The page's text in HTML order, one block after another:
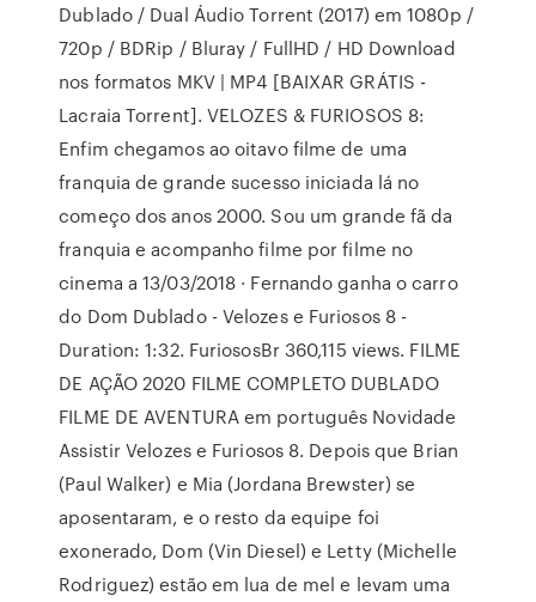
Dublado / Dual Áudio Torrent (2017) em 1080p /
720p / BDRip / Bluray / FullHD / HD Download
nos formatos MKV | MP4 [BAIXAR GRÁTIS -
Lacraia Torrent]. VELOZES & FURIOSOS 8:
Enfim chegamos ao oitavo filme de uma
franquia de grande sucesso iniciada lá no
começo dos anos 2000. Sou um grande fã da
franquia e acompanho filme por filme no
cinema a 13/03/2018 · Fernando ganha o carro
do Dom Dublado - Velozes e Furiosos 8 -
Duration: 1:32. FuriososBr 360,115 views. FILME
DE AÇÃO 2020 FILME COMPLETO DUBLADO
FILME DE AVENTURA em português Novidade
Assistir Velozes e Furiosos 8. Depois que Brian
(Paul Walker) e Mia (Jordana Brewster) se
aposentaram, e o resto da equipe foi
exonerado, Dom (Vin Diesel) e Letty (Michelle
Rodriguez) estão em lua de mel e levam uma